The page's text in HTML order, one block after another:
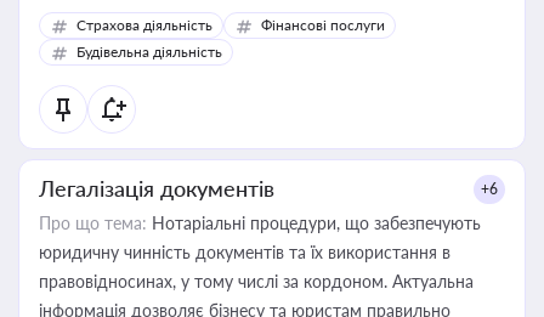
корисне для власника бізнесу, керівника, юриста або
бухгалтера під час оподаткування, приватизації, оренди
державного майна, корпоративних угод і перевірки
статусу суб'єктів оціночної діяльності
Страхова діяльність
Фінансові послуги
Будівельна діяльність
Легалізація документів +6
Про що тема: Нотаріальні процедури, що забезпечують
юридичну чинність документів та їх використання в
правовідносинах, у тому числі за кордоном. Актуальна
інформація дозволяє бізнесу та юристам правильно